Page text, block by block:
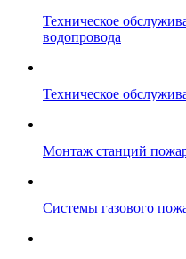
Техническое
водопровода
Техническое
Монтаж станций
Системы газового